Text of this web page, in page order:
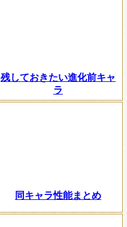
残しておきたい進化前キャ
ラ
同キャラ性能まとめ